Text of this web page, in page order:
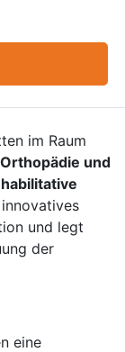
im Raum
und
und legt
der
eine